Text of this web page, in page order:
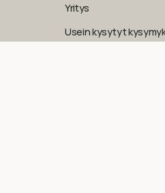
Yritys
Usein kysytyt